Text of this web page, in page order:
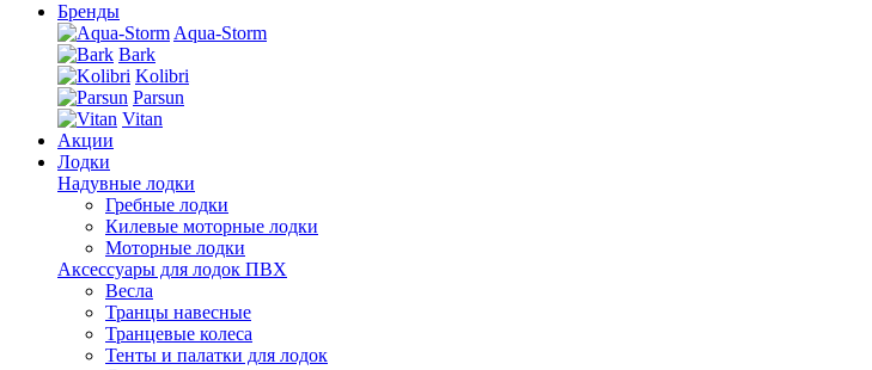
Бренды
Aqua-Storm
Bark
Kolibri
Parsun
Vitan
Акции
Лодки
Надувные лодки
Гребные лодки
Килевые моторные лодки
Моторные лодки
Аксессуары для лодок ПВХ
Весла
Транцы навесные
Транцевые колеса
Тенты и палатки для лодок